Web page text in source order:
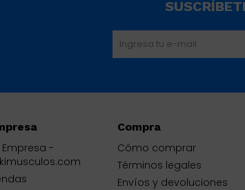
Empresa -
Compra
Cómo comprar
Términos legales
Envíos y devoluciones